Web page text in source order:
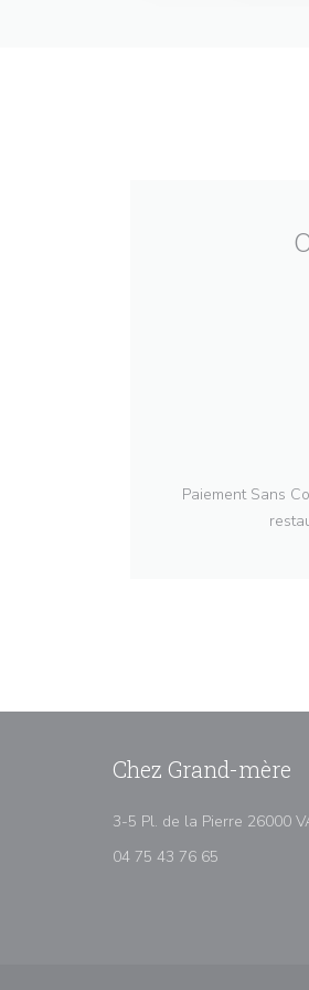
Paiement Sans
Chez Grand-mère
3-5 Pl. de la Pierre 26000
04 75 43 76 65